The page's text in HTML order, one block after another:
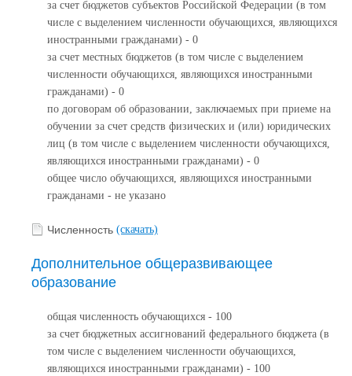
за счет бюджетов субъектов Российской Федерации (в том
числе с выделением численности обучающихся, являющихся
иностранными гражданами) - 0
за счет местных бюджетов (в том числе с выделением
численности обучающихся, являющихся иностранными
гражданами) - 0
по договорам об образовании, заключаемых при приеме на
обучении за счет средств физических и (или) юридических
лиц (в том числе с выделением численности обучающихся,
являющихся иностранными гражданами) - 0
общее число обучающихся, являющихся иностранными
гражданами - не указано
Численность (скачать)
Дополнительное общеразвивающее
образование
общая численность обучающихся - 100
за счет бюджетных ассигнований федерального бюджета (в
том числе с выделением численности обучающихся,
являющихся иностранными гражданами) - 100